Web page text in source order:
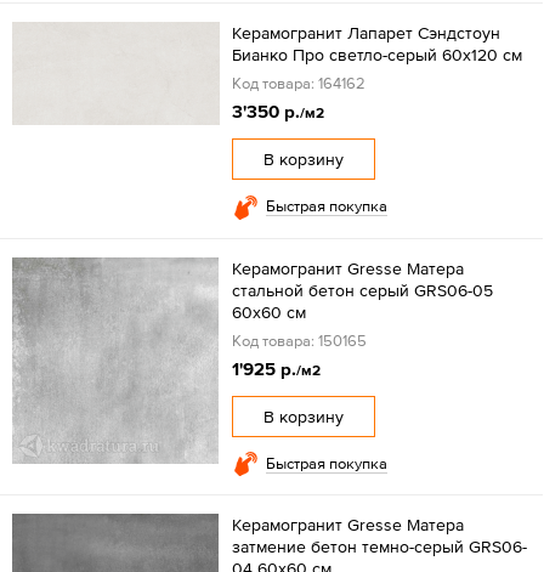
Керамогранит Лапарет Сэндстоун
Бианко Про светло-серый 60x120 см
Код товара: 164162
3'350 р./м2
В корзину
Быстрая покупка
Керамогранит Gresse Матера
стальной бетон серый GRS06-05
60х60 см
Код товара: 150165
1'925 р./м2
В корзину
Быстрая покупка
Керамогранит Gresse Матера
затмение бетон темно-серый GRS06-